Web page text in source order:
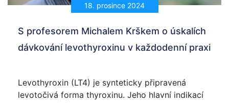
18. prosince 2024
S profesorem Michalem Krškem o úskalích
dávkování levothyroxinu v každodenní praxi
Levothyroxin (LT4) je synteticky připravená
levotočivá forma thyroxinu. Jeho hlavní indikací